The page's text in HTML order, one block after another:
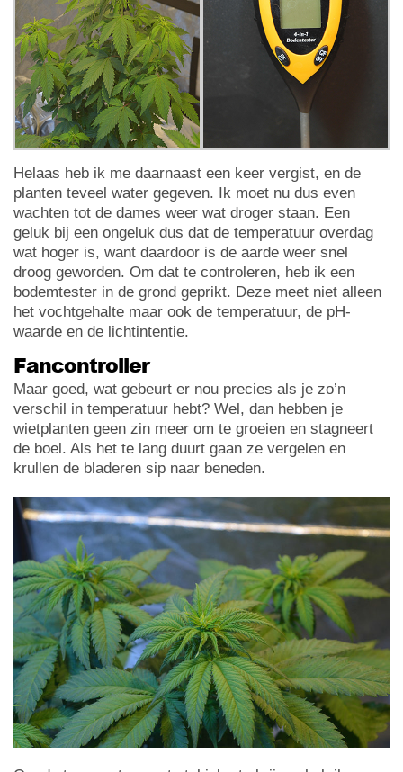
Helaas heb ik me daarnaast een keer vergist, en de
planten teveel water gegeven. Ik moet nu dus even
wachten tot de dames weer wat droger staan. Een
geluk bij een ongeluk dus dat de temperatuur overdag
wat hoger is, want daardoor is de aarde weer snel
droog geworden. Om dat te controleren, heb ik een
bodemtester in de grond geprikt. Deze meet niet alleen
het vochtgehalte maar ook de temperatuur, de pH-
waarde en de lichtintentie.
Fancontroller
Maar goed, wat gebeurt er nou precies als je zo’n
verschil in temperatuur hebt? Wel, dan hebben je
wietplanten geen zin meer om te groeien en stagneert
de boel. Als het te lang duurt gaan ze vergelen en
krullen de bladeren sip naar beneden.